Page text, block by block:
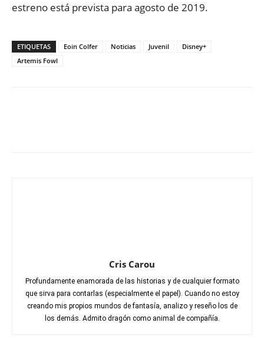
estreno está prevista para agosto de 2019.
ETIQUETAS Eoin Colfer Noticias Juvenil
Disney+
Artemis Fowl
Cris Carou
Profundamente enamorada de las historias y de cualquier formato
que sirva para contarlas (especialmente el papel). Cuando no estoy
creando mis propios mundos de fantasía, analizo y reseño los de
los demás. Admito dragón como animal de compañía.